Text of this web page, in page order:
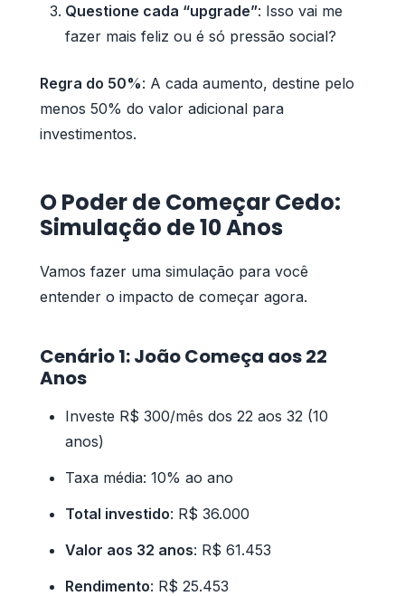
Questione cada “upgrade”: Isso vai me
fazer mais feliz ou é só pressão social?
Regra do 50%: A cada aumento, destine pelo
menos 50% do valor adicional para
investimentos.
O Poder de Começar Cedo:
Simulação de 10 Anos
Vamos fazer uma simulação para você
entender o impacto de começar agora.
Cenário 1: João Começa aos 22
Anos
Investe R$ 300/mês dos 22 aos 32 (10
anos)
Taxa média: 10% ao ano
Total investido: R$ 36.000
Valor aos 32 anos: R$ 61.453
Rendimento: R$ 25.453